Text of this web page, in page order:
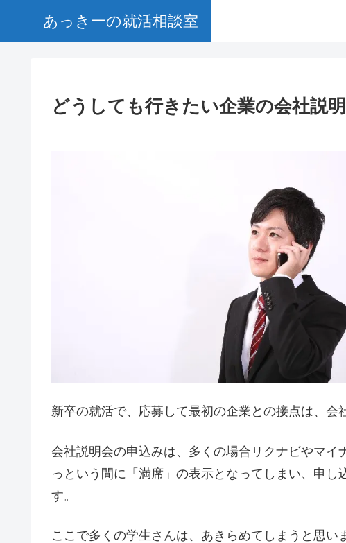
あっきーの就活相談室
どうしても行きたい企業の会社説
新卒の就活で、応募して最初の企業との接点は、会
会社説明会の申込みは、多くの場合リクナビやマ
っという間に「満席」の表示となってしまい、申
す。
ここで多くの学生さんは、あきらめてしまうと思